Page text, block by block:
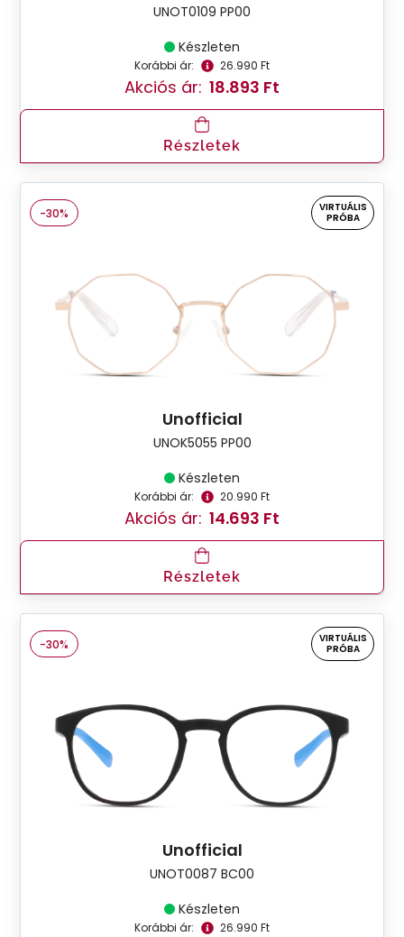
UNOT0109 PP00
Készleten
Korábbi ár: 26.990 Ft
Akciós ár: 18.893 Ft
Részletek
-30%
VIRTUÁLIS
PRÓBA
Unofficial
UNOK5055 PP00
Készleten
Korábbi ár: 20.990 Ft
Akciós ár: 14.693 Ft
Részletek
-30%
VIRTUÁLIS
PRÓBA
Unofficial
UNOT0087 BC00
Készleten
Korábbi ár: 26.990 Ft